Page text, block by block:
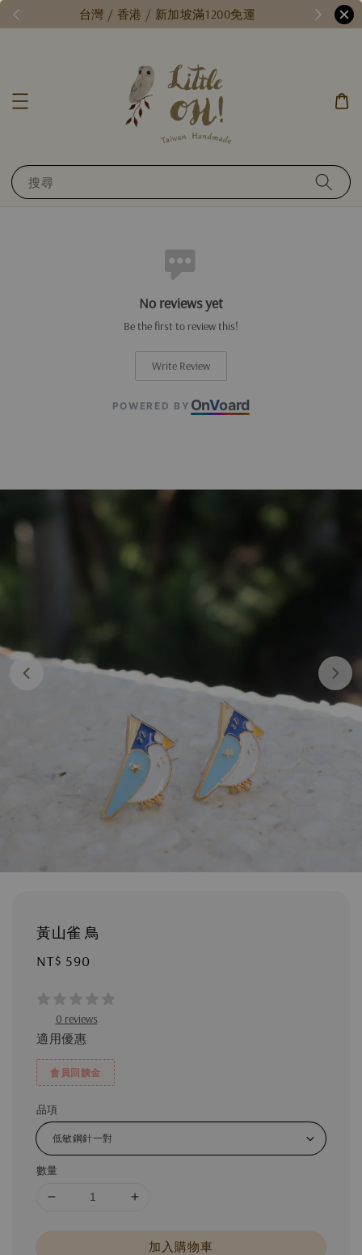
台灣 / 香港 / 新加坡滿1200免運
搜尋
黃山雀 鳥
Regular
NT$ 590
0 reviews
適用優惠
會員回饋金
品項
數量
加入購物車
No reviews yet
Be the first to review this!
Write Review
POWERED BY OnVoard